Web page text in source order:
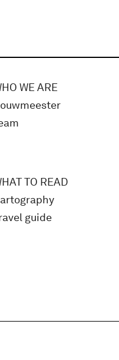
WE ARE
TO READ
guide